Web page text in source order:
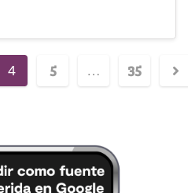
4 5 … 35